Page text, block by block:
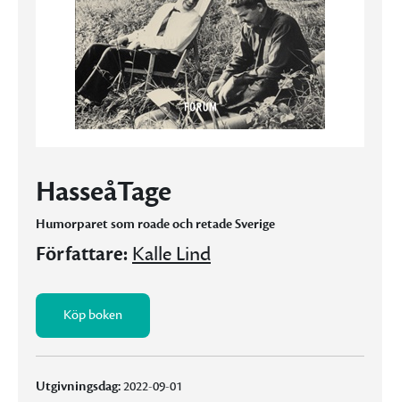
HasseåTage
Humorparet som roade och retade Sverige
Författare: Kalle Lind
Köp boken
Utgivningsdag:2022-09-01